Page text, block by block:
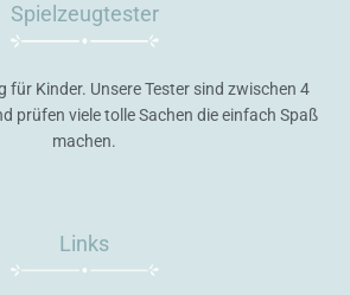
Spielzeugtester
für Kinder. Unsere Tester sind zwischen 4
prüfen viele tolle Sachen die einfach Spaß
machen.
Links